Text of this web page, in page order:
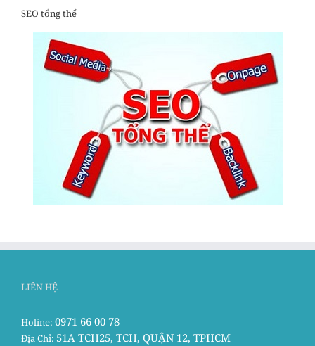
SEO tổng thể
LIÊN HỆ
Holine: 0971 66 00 78
Địa Chỉ: 51A TCH25, TCH, QUẬN 12, TPHCM